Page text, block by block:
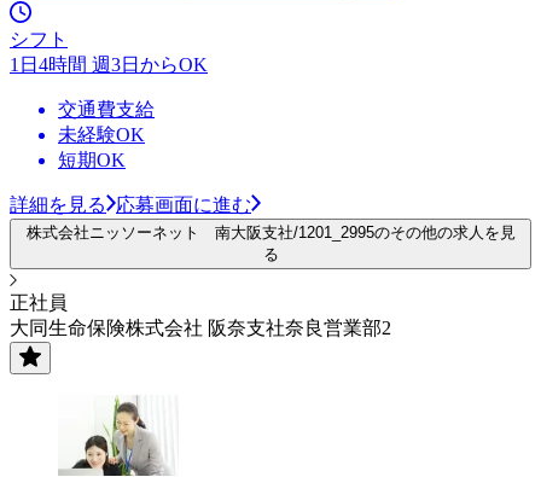
シフト
1日4時間 週3日からOK
交通費支給
未経験OK
短期OK
詳細を見る 応募画面に進む
株式会社ニッソーネット 南大阪支社/1201_2995のその他の求人を見
る
正社員
大同生命保険株式会社 阪奈支社奈良営業部2